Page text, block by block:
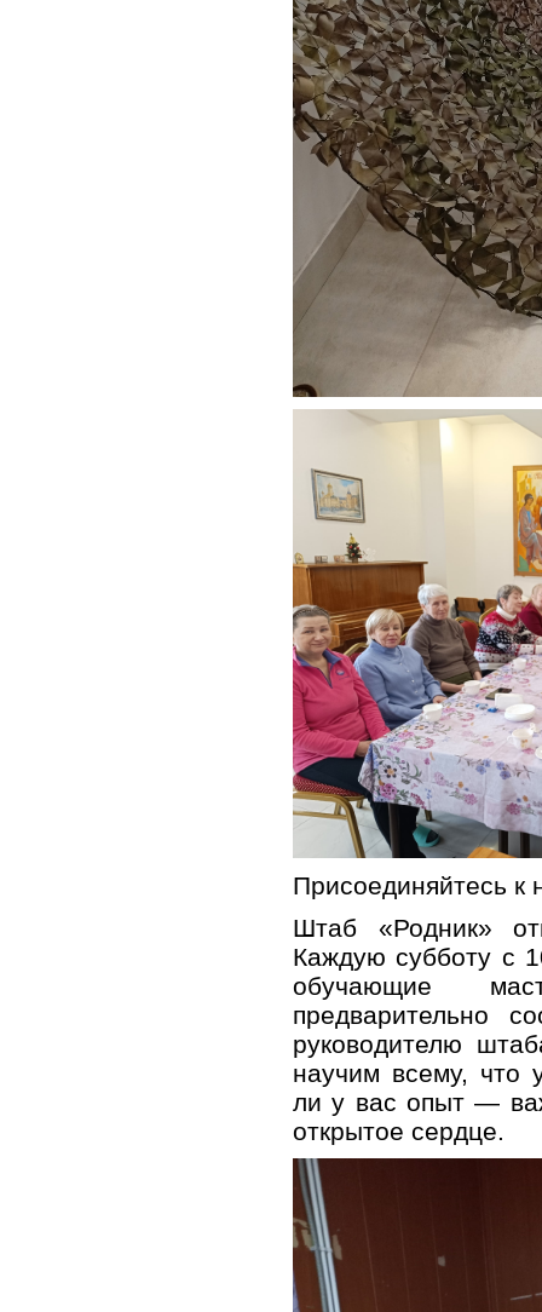
Присоединяйтесь
Штаб «Родник»
Каждую субботу с
обучающие
предварительно
руководителю
научим всему, что
ли у вас опыт —
открытое сердце.